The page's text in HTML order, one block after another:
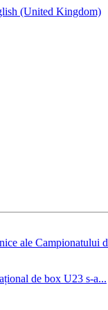
ale Campionatului
de box U23 s-a...